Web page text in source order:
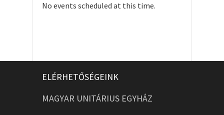
No events scheduled at this time.
ELÉRHETŐSÉGEINK
MAGYAR UNITÁRIUS EGYHÁZ